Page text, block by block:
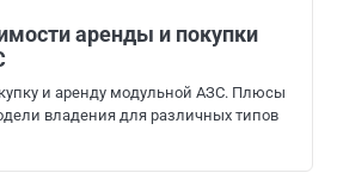
аренды и покупки
и аренду модульной АЗС. Плюсы
владения для различных типов